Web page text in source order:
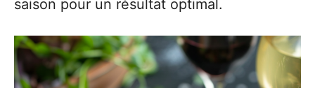
saison pour un résultat optimal.